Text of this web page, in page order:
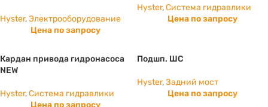
Hyster,Электрооборудование
Цена по запросу
Hyster,Система гидравлики
Цена по запросу
Кардан привода гидронасоса
NEW
Hyster,Система гидравлики
Цена по запросу
Подшп. ШС
Hyster,Задний мост
Цена по запросу